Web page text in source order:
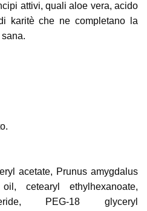
attivi, quali aloe vera, acido
karitè che ne completano la
acetate, Prunus amygdalus
cetearyl ethylhexanoate,
PEG-18 glyceryl